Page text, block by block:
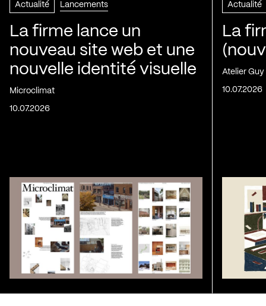
Actualité Lancements
La firme lance un
nouveau site web et une
nouvelle identité visuelle
Microclimat
10.07.2026
Actualité
La
Atelier
10.07.2026